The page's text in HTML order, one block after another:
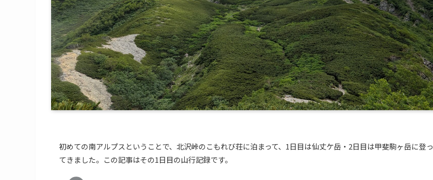
初めての南アルプスということで、北沢峠のこもれび荘に泊まって、1日目は仙丈ケ岳・2日目は甲斐駒ヶ岳に登っ
てきました。この記事はその1日目の山行記録です。